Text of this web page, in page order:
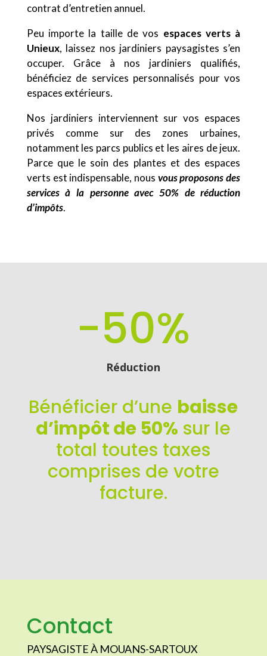
contrat d’entretien annuel.
Peu importe la taille de vos espaces verts à
Unieux, laissez nos jardiniers paysagistes s’en
occuper. Grâce à nos jardiniers qualifiés,
bénéficiez de services personnalisés pour vos
espaces extérieurs.
Nos jardiniers interviennent sur vos espaces
privés comme sur des zones urbaines,
notamment les parcs publics et les aires de jeux.
Parce que le soin des plantes et des espaces
verts est indispensable, nous vous proposons des
services à la personne avec 50% de réduction
d’impôts.
-50%
Réduction
Bénéficier d’une baisse
d’impôt de 50% sur le
total toutes taxes
comprises de votre
facture.
Contact
PAYSAGISTE À MOUANS-SARTOUX